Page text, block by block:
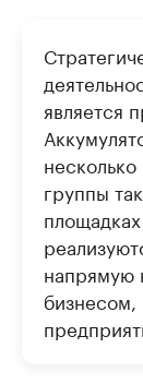
является
группы
напрямую
бизнесом,